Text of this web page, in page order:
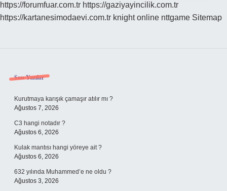
https://forumfuar.com.tr https://gaziyayincilik.com.tr
https://kartanesimodaevi.com.tr knight online nttgame Sitemap
Sidebar
Son Yazılar
Kurutmaya karışık çamaşır atılır mı ?
Ağustos 7, 2026
C3 hangi notadır ?
Ağustos 6, 2026
Kulak mantısı hangi yöreye ait ?
Ağustos 6, 2026
632 yılında Muhammed’e ne oldu ?
Ağustos 3, 2026